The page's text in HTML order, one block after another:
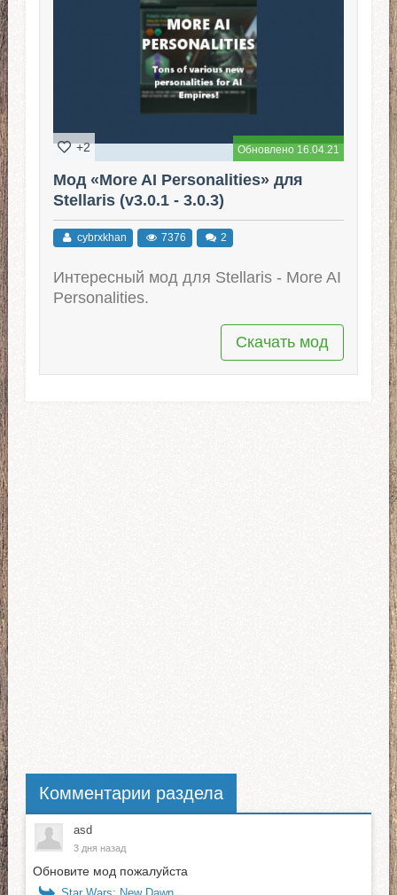
Обновлено 16.04.21
+2
Мод «More AI Personalities» для
Stellaris (v3.0.1 - 3.0.3)
cybrxkhan 7376 2
Интересный мод для Stellaris - More AI
Personalities.
Скачать мод
Комментарии раздела
asd
3 дня назад
Обновите мод пожалуйста